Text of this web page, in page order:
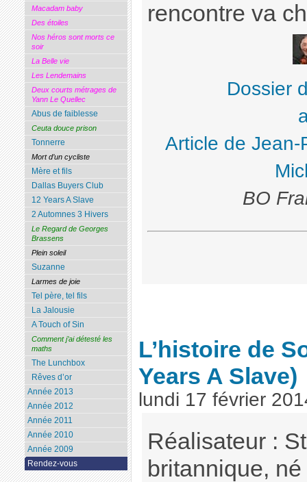
rencontre va
Dossier
Article de Jean-
BO
L’histoire de
Years A Slave)
lundi 17 février
Réalisateur :
britannique,
Macadam baby
Des étoiles
Nos héros sont morts ce
soir
La Belle vie
Les Lendemains
Deux courts métrages de
Yann Le Quellec
Abus de faiblesse
Ceuta douce prison
Tonnerre
Mort d’un cycliste
Mère et fils
Dallas Buyers Club
12 Years A Slave
2 Automnes 3 Hivers
Le Regard de Georges
Brassens
Plein soleil
Suzanne
Larmes de joie
Tel père, tel fils
La Jalousie
A Touch of Sin
Comment j’ai détesté les
maths
The Lunchbox
Rêves d’or
Année 2013
Année 2012
Année 2011
Année 2010
Année 2009
Rendez-vous